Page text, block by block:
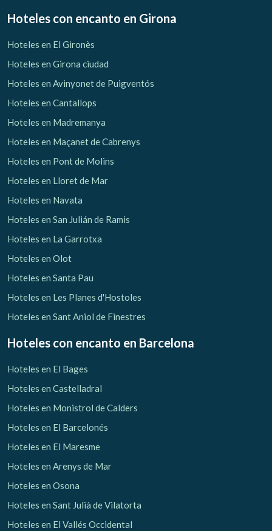
Gestionar mi reserva
Verificar localizador
Hoteles con encanto en Girona
Hoteles en El Gironès
Hoteles en Girona ciudad
Hoteles en Avinyonet de Puigventós
Hoteles en Cantallops
Hoteles en Madremanya
Hoteles en Maçanet de Cabrenys
Hoteles en Pont de Molins
Hoteles en Lloret de Mar
Hoteles en Navata
Hoteles en San Julián de Ramis
Hoteles en La Garrotxa
Hoteles en Olot
Hoteles en Santa Pau
Hoteles en Les Planes d'Hostoles
Hoteles en Sant Aniol de Finestres
Hoteles con encanto en Barcelona
Hoteles en El Bages
Hoteles en Castelladral
Hoteles en Monistrol de Calders
Hoteles en El Barcelonés
Hoteles en El Maresme
Hoteles en Arenys de Mar
Hoteles en Osona
Hoteles en Sant Julià de Vilatorta
Hoteles en El Vallés Occidental